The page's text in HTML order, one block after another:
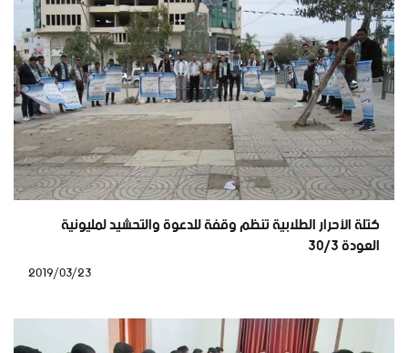
كتلة الأحرار الطلابية تنظم وقفة للدعوة والتحشيد لمليونية
العودة 30/3